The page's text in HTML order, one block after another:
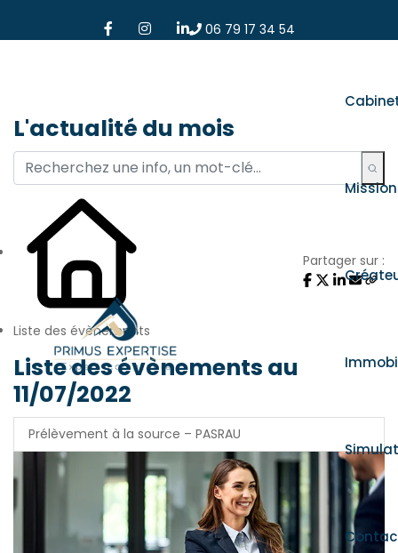
06 79 17 34 54
L'actualité du mois
Liste des évènements
Partager sur :
Liste des évènements au
11/07/2022
Prélèvement à la source – PASRAU